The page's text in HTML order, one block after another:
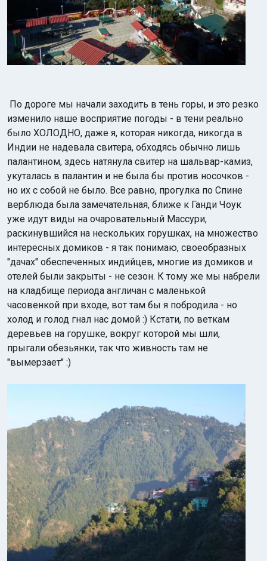
По дороге мы начали заходить в тень горы, и это резко
изменило наше восприятие погоды - в тени реально
было ХОЛОДНО, даже я, которая никогда, никогда в
Индии не надевала свитера, обходясь обычно лишь
палантином, здесь натянула свитер на шальвар-камиз,
укуталась в палантин и не была бы против носочков -
но их с собой не было. Все равно, прогулка по Спине
верблюда была замечательная, ближе к Ганди Чоук
уже идут виды на очаровательный Массури,
раскинувшийся на нескольких горушках, на множество
интересных домиков - я так понимаю, своеобразных
"дачах" обеспеченных индийцев, многие из домиков и
отелей были закрыты - не сезон. К тому же мы набрели
на кладбище периода англичан с маленькой
часовенкой при входе, вот там бы я побродила - но
холод и голод гнал нас домой :) Кстати, по веткам
деревьев на горушке, вокруг которой мы шли,
прыгали обезьянки, так что живность там не
"вымерзает" :)